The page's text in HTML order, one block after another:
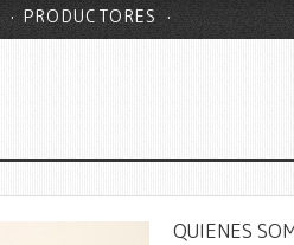
PRODUCTORES
QUIENES